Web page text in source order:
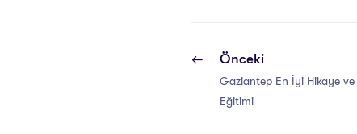
Önceki
Gaziantep En İyi Hikaye ve
Eğitimi